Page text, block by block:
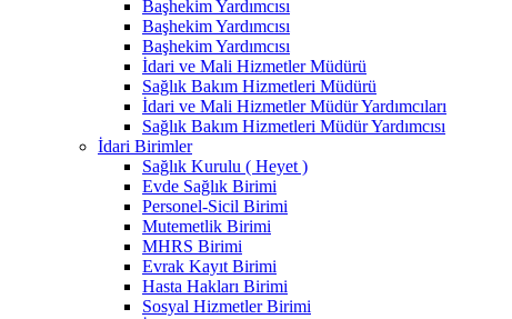
Başhekim Yardımcısı
Başhekim Yardımcısı
Başhekim Yardımcısı
İdari ve Mali Hizmetler Müdürü
Sağlık Bakım Hizmetleri Müdürü
İdari ve Mali Hizmetler Müdür Yardımcıları
Sağlık Bakım Hizmetleri Müdür Yardımcısı
İdari Birimler
Sağlık Kurulu ( Heyet )
Evde Sağlık Birimi
Personel-Sicil Birimi
Mutemetlik Birimi
MHRS Birimi
Evrak Kayıt Birimi
Hasta Hakları Birimi
Sosyal Hizmetler Birimi